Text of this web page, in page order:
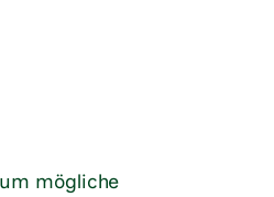
mögliche